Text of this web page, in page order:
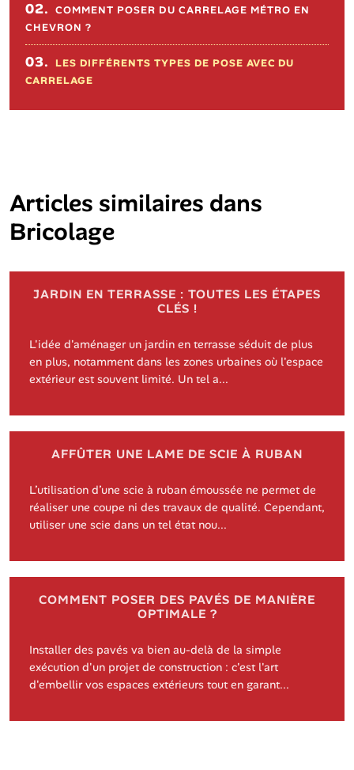
02. COMMENT POSER DU CARRELAGE MÉTRO EN
CHEVRON ?
03. LES DIFFÉRENTS TYPES DE POSE AVEC DU
CARRELAGE
Articles similaires dans
Bricolage
JARDIN EN TERRASSE : TOUTES LES ÉTAPES
CLÉS !
L'idée d'aménager un jardin en terrasse séduit de plus
en plus, notamment dans les zones urbaines où l'espace
extérieur est souvent limité. Un tel a...
AFFÛTER UNE LAME DE SCIE À RUBAN
L’utilisation d’une scie à ruban émoussée ne permet de
réaliser une coupe ni des travaux de qualité. Cependant,
utiliser une scie dans un tel état nou...
COMMENT POSER DES PAVÉS DE MANIÈRE
OPTIMALE ?
Installer des pavés va bien au-delà de la simple
exécution d'un projet de construction : c'est l'art
d'embellir vos espaces extérieurs tout en garant...